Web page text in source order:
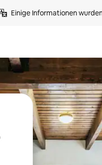
Einige Informationen